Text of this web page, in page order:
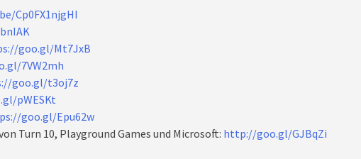
Cp0FX1njgHI
goo.gl/Mt7JxB
7VW2mh
goo.gl/t3oj7z
pWESKt
goo.gl/Epu62w
Turn 10, Playground Games und Microsoft: http://goo.gl/GJBqZi